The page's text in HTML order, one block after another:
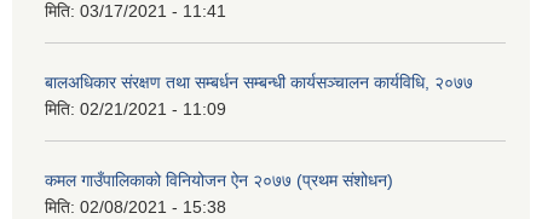
मिति: 03/17/2021 - 11:41
बालअधिकार संरक्षण तथा सम्बर्धन सम्बन्धी कार्यसञ्चालन कार्यविधि, २०७७
मिति: 02/21/2021 - 11:09
कमल गाउँपालिकाको विनियोजन ऐन २०७७ (प्रथम संशोधन)
मिति: 02/08/2021 - 15:38